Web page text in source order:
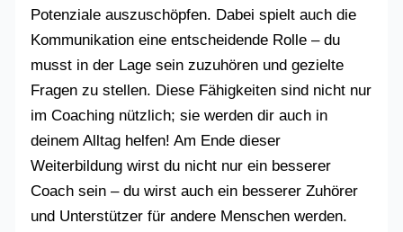
Potenziale auszuschöpfen. Dabei spielt auch die
Kommunikation eine entscheidende Rolle – du
musst in der Lage sein zuzuhören und gezielte
Fragen zu stellen. Diese Fähigkeiten sind nicht nur
im Coaching nützlich; sie werden dir auch in
deinem Alltag helfen! Am Ende dieser
Weiterbildung wirst du nicht nur ein besserer
Coach sein – du wirst auch ein besserer Zuhörer
und Unterstützer für andere Menschen werden.